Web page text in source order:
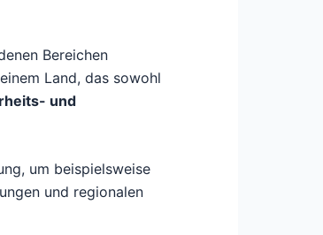
Bereichen
Land, das sowohl
und
um beispielsweise
und regionalen